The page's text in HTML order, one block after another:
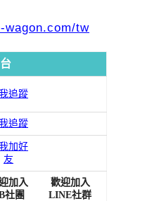
wagon.com/tw
追蹤
追蹤
加好
友
加入
社團
歡迎加入
LINE社群